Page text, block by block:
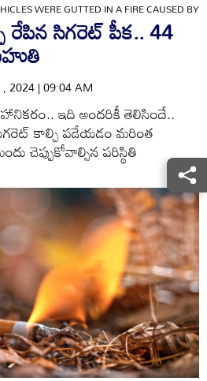
WERE GUTTED IN A FIRE CAUSED BY
రేపిన సిగరెట్ పీక.. 44
2024 | 09:04 AM
ఇది అందరికీ తెలిసిందే..
కాల్చి పడేయడం మరింత
చెప్పుకోవాల్సిన పరిస్థితి